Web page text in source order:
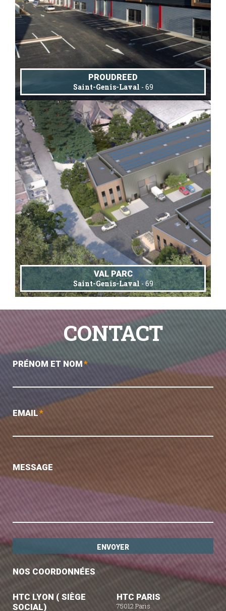
PROUDREED
Saint-Genis-Laval - 69
VAL PARC
Saint-Genis-Laval- 69
CONTACT
PRÉNOM ET NOM*
EMAIL*
MESSAGE
NOS COORDONNÉES
HTC LYON ( SIÈGE
SOCIAL)
HTC PARIS
75012 Paris